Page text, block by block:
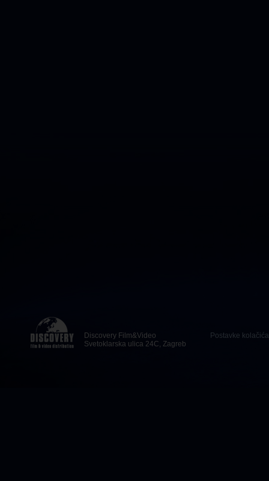
Discovery Film&Video
Svetoklarska ulica 24C, Zagreb
Postavke kolačića